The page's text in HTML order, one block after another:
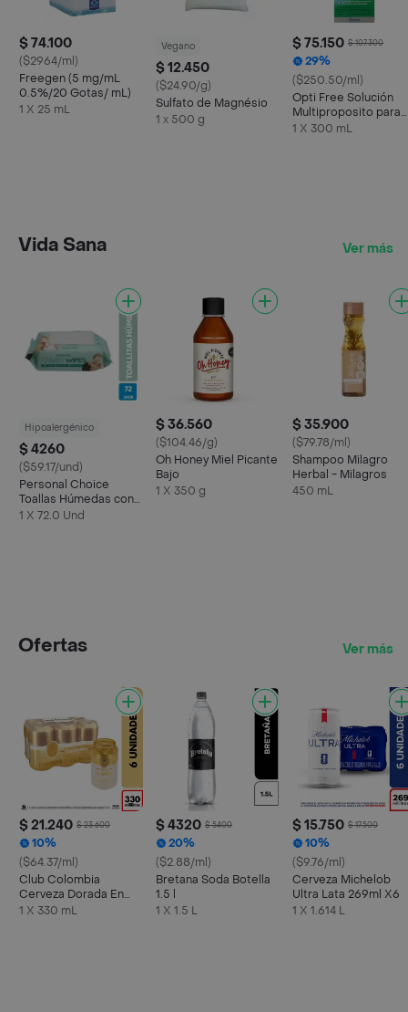
$ 74.100
($2964/ml)
Freegen (5 mg/mL
0.5%/20 Gotas/ mL)
1 X 25 mL
Vegano
$ 12.450
($24.90/g)
Sulfato de Magnésio
1 x 500 g
$ 75.150 $ 107.300
29%
($250.50/ml)
Opti Free Solución
Multiproposito para
Lentes de Contacto
1 X 300 mL
Vida Sana Ver más
Hipoalergénico
$ 4260
($59.17/und)
Personal Choice
Toallas Húmedas con
Aloe Vera
1 X 72.0 Und
$ 36.560
($104.46/g)
Oh Honey Miel Picante
Bajo
1 X 350 g
$ 35.900
($79.78/ml)
Shampoo Milagro
Herbal - Milagros
450 mL
Ofertas Ver más
$ 21.240 $ 23.600
10%
($64.37/ml)
Club Colombia
Cerveza Dorada En
Lata 330 ML X6 Unds
1 X 330 mL
$ 4320 $ 5400
20%
($2.88/ml)
Bretana Soda Botella
1.5 l
1 X 1.5 L
$ 15.750 $ 17.500
10%
($9.76/ml)
Cerveza Michelob
Ultra Lata 269ml X6
1 X 1.614 L